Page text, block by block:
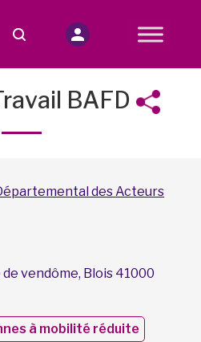
BAFD
des Acteurs
de vendôme, Blois 41000
à mobilité réduite